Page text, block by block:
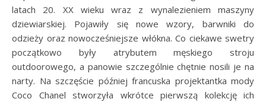
latach 20. XX wieku wraz z wynalezieniem maszyny
dziewiarskiej. Pojawiły się nowe wzory, barwniki do
odzieży oraz nowocześniejsze włókna. Co ciekawe swetry
początkowo były atrybutem męskiego stroju
outdoorowego, a panowie szczególnie chętnie nosili je na
narty. Na szczęście później francuska projektantka mody
Coco Chanel stworzyła wkrótce pierwszą kolekcję ich